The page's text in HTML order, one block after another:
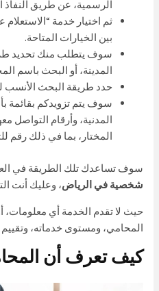
الرسمية، عن طريق النفاذ
ثم اختيار خدمة
بين الخيارات المتاحة.
سوف يتطلب منك تحديد
المدينة، أو البحث باسم
حدد طريقة البحث الأنسب
سوف يتم تزويدكم بقائمة
المدنية، وأرقام التواصل
المختار، بما في ذلك رقم
سوف تساعدك تلك الطريقة في
شخصية في الرياض، وعليك أنت
حيث لا تقدم الخدمة أي
المحامي، ومستوى خدماته، وتقييم
كيف تعرف أن